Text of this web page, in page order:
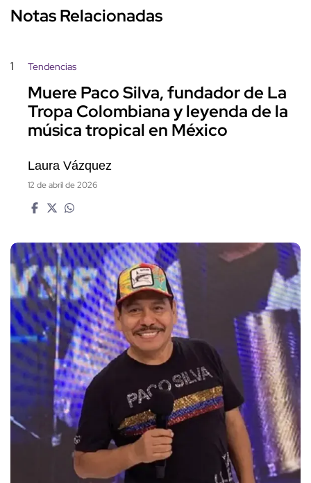
Notas Relacionadas
1 Tendencias
Muere Paco Silva, fundador de La
Tropa Colombiana y leyenda de la
música tropical en México
Laura Vázquez
12 de abril de 2026